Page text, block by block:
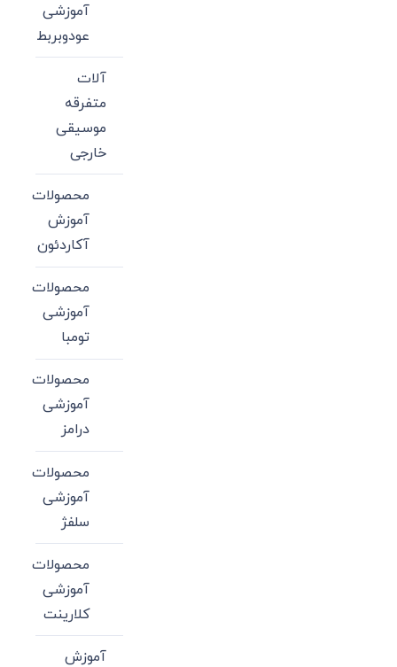
آموزشی
عودوبربط
آلات
متفرقه
موسیقی
خارجی
محصولات
آموزش
آکاردئون
محصولات
آموزشی
تومبا
محصولات
آموزشی
درامز
محصولات
آموزشی
سلفژ
محصولات
آموزشی
کلارینت
آموزش